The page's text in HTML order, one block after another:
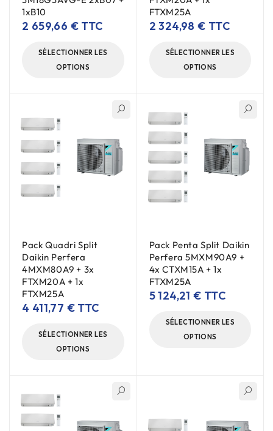
1xB10
2 659,66 € TTC
SÉLECTIONNER LES
OPTIONS
FTXM25A
2 324,98€ TTC
SÉLECTIONNER LES
OPTIONS
Pack Quadri Split
Daikin Perfera
4MXM80A9 + 3x
FTXM20A + 1x
FTXM25A
4 411,77 € TTC
SÉLECTIONNER LES
OPTIONS
Pack Penta Split Daikin
Perfera 5MXM90A9 +
4x CTXM15A + 1x
FTXM25A
5 124,21€ TTC
SÉLECTIONNER LES
OPTIONS